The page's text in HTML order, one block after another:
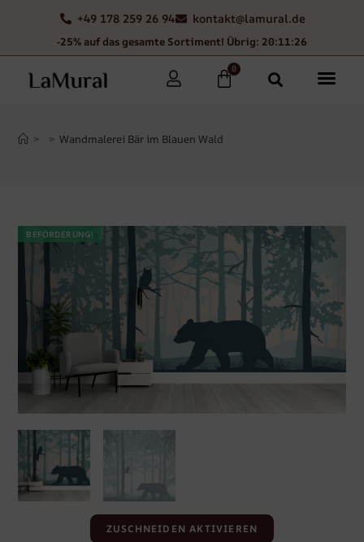
+49 178 259 26 94 kontakt@lamural.de
-25% auf das gesamte Sortiment! Übrig: 20:11:25
0
> > Wandmalerei Bär im Blauen Wald
BEFÖRDERUNG!
ZUSCHNEIDEN AKTIVIEREN